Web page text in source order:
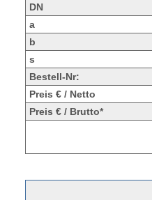
DN
a
b
s
Bestell-Nr:
Preis € / Netto
Preis € / Brutto*